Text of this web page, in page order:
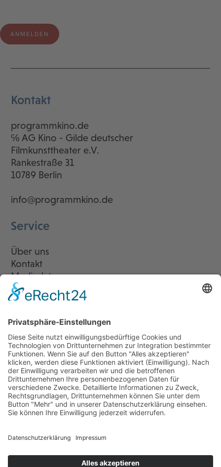
Kontakt
programmkino.de
℅ AG Kino - Gilde deutscher
Filmkunsttheater e.V.
Rankestraße 31
10789 Berlin
info@programmkino.de
Service
Über uns
Kontakt
Mediadaten
Newsletter
LogIn
Legal
Impressum
Datenschutzerklärung
Cookie-Einstellungen